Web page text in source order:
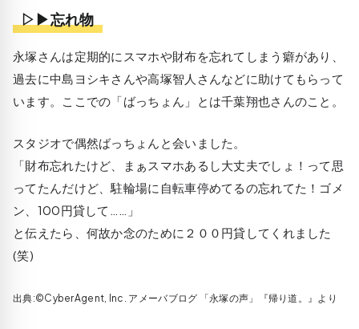
▷▶忘れ物
永塚さんは定期的にスマホや財布を忘れてしまう癖があり、
過去に中島ヨシキさんや高塚智人さんなどに助けてもらって
います。ここでの「ばっちょん」とは千葉翔也さんのこと。
スタジオで偶然ばっちょんと会いました。
「財布忘れたけど、まぁスマホあるし大丈夫でしょ！って思
ってたんだけど、駐輪場に自転車停めてるの忘れてた！ゴメ
ン、100円貸して……」
と伝えたら、何故か念のために２００円貸してくれました
(笑)
出典:©CyberAgent, Inc. アメーバブログ 「永塚の声」『帰り道。』より